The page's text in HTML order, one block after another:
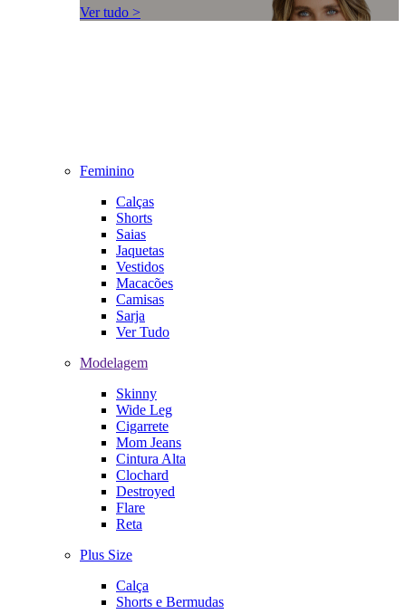
Ver tudo >
Feminino
Calças
Shorts
Saias
Jaquetas
Vestidos
Macacões
Camisas
Sarja
Ver Tudo
Modelagem
Skinny
Wide Leg
Cigarrete
Mom Jeans
Cintura Alta
Clochard
Destroyed
Flare
Reta
Plus Size
Calça
Shorts e Bermudas